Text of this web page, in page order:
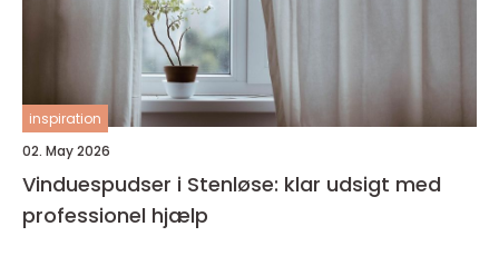
inspiration
02. May 2026
Vinduespudser i Stenløse: klar udsigt med
professionel hjælp